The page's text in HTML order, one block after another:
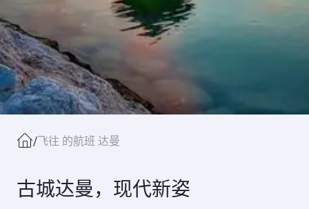
/飞往 的航班 达曼
古城达曼，现代新姿